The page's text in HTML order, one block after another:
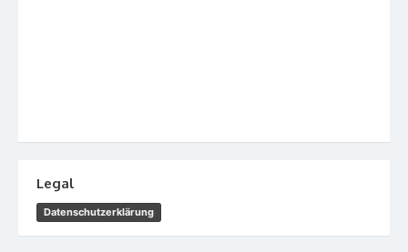
Legal
Datenschutzerklärung